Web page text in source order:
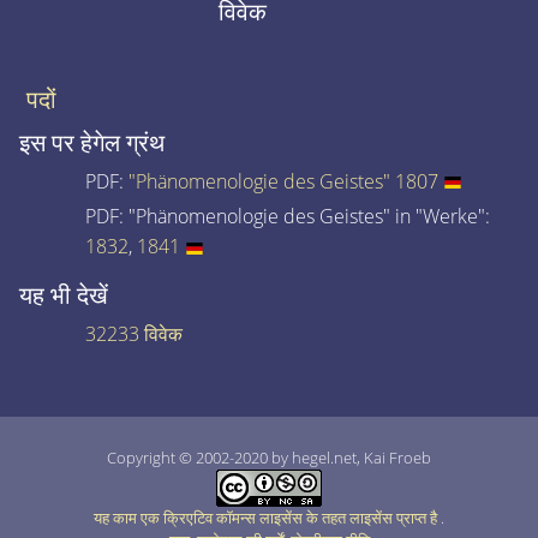
विवेक
पदों
इस पर हेगेल ग्रंथ
PDF: "Phänomenologie des Geistes" 1807
PDF: "Phänomenologie des Geistes" in "Werke":
1832, 1841
यह भी देखें
32233 विवेक
Copyright © 2002-2020 by hegel.net, Kai Froeb
यह काम एक क्रिएटिव कॉमन्स लाइसेंस के तहत लाइसेंस प्राप्त है.